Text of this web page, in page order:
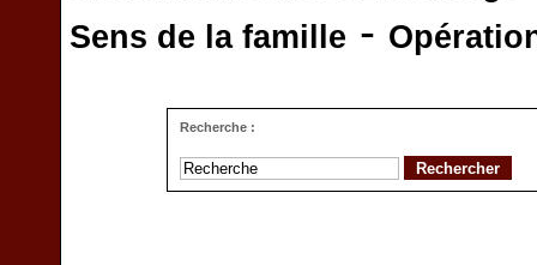
Sens de la famille -
Recherche :